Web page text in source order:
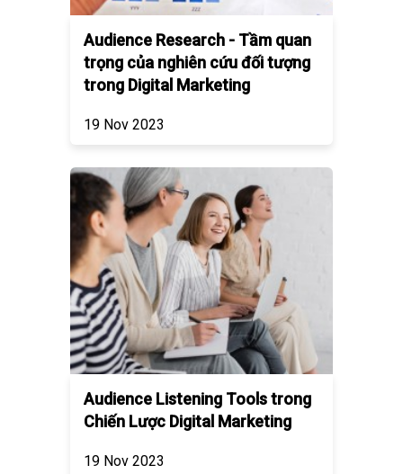
Audience Research - Tầm quan
trọng của nghiên cứu đối tượng
trong Digital Marketing
19 Nov 2023
Audience Listening Tools trong
Chiến Lược Digital Marketing
19 Nov 2023